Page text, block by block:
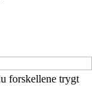
forskellene trygt